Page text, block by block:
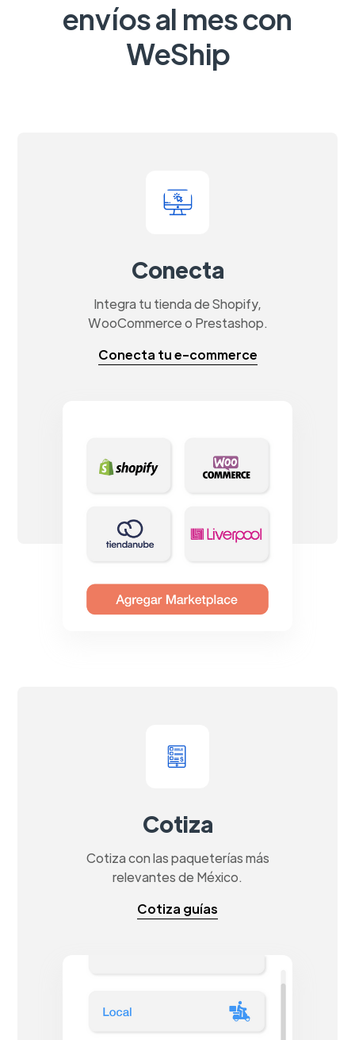
envíos al mes con
WeShip
Conecta
Integra tu tienda de Shopify,
WooCommerce o Prestashop.
Conecta tu e-commerce
Cotiza
Cotiza con las paqueterías más
relevantes de México.
Cotiza guías